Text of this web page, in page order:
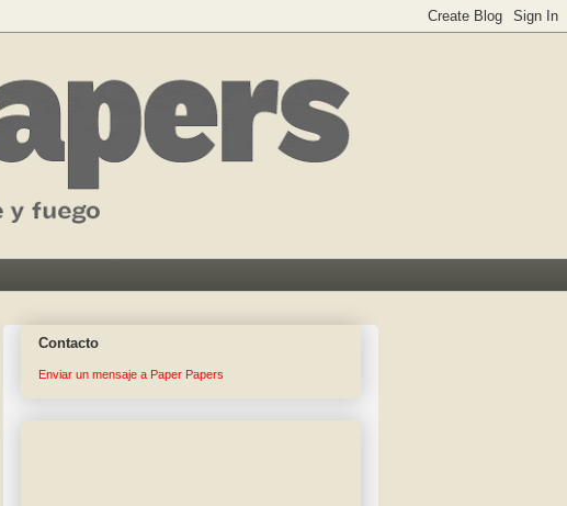
Contacto
Enviar un mensaje a Paper Papers